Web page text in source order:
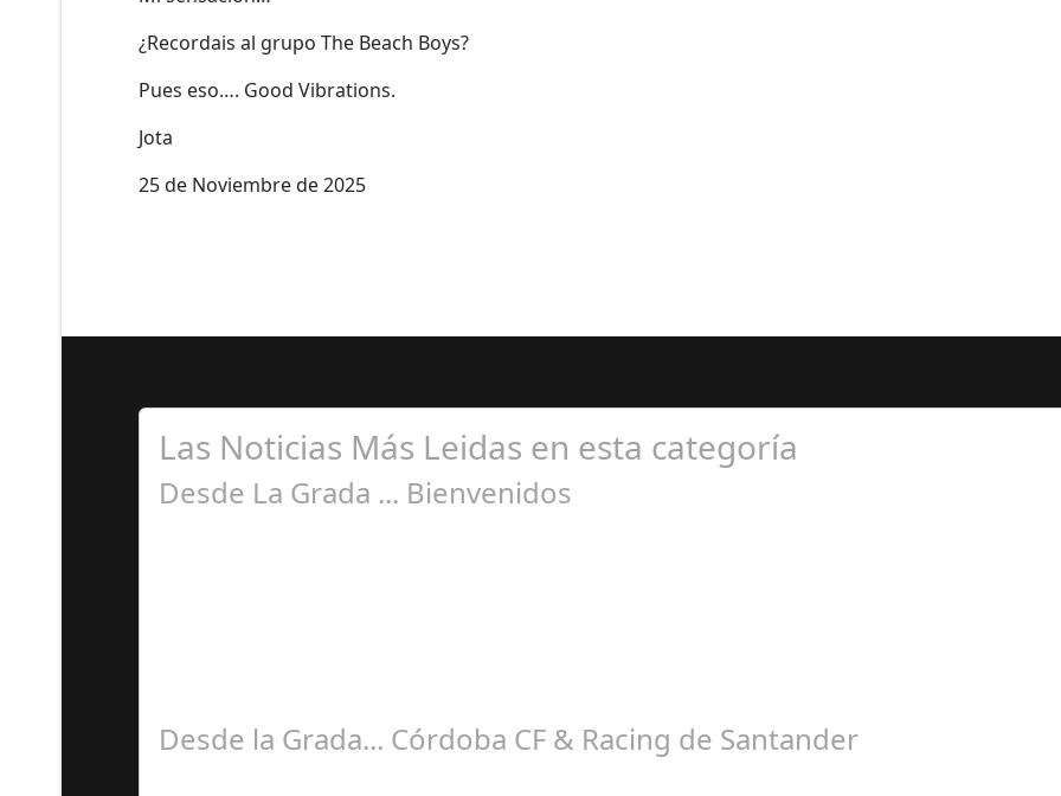
¿Recordais al grupo The Beach Boys?
Pues eso…. Good Vibrations.
Jota
25 de Noviembre de 2025
Las Noticias Más Leidas en esta categoría
Desde La Grada ... Bienvenidos
Desde la Grada... Córdoba CF & Racing de Santander